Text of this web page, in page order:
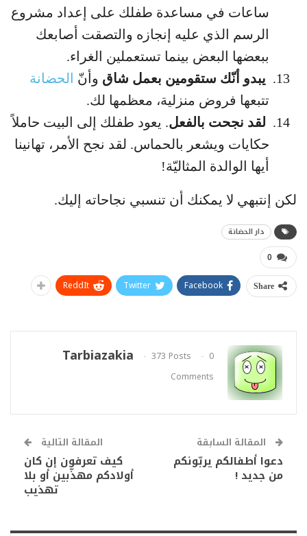
ساعات في مساعدة طفلك على إعداد مشروع
الرسم الذي عليه إنجازه والتصقت أصابعك
ببعضها البعض بينما تستعملين الغراء.
يبدو أنّك ستقومين بعمل شاق وأنّ الحضانة
تتبعها فروض منزلية، معظمها لك.
لقد نجحت بالفعل. يعود طفلك إلى البيت حاملاً
حكايات ويشعر بالحماس. لقد نجح الأمر، تهانينا
أيها الوالدة المثاليّة!
لكن إنتبهي لا يمكنك أن تنسبي نجاحاته إليك.
دار الحضانة
0
Share
Facebook
Twitter
ReddIt
Tarbiazakia 373 Posts
0
Comments
المقالة السابقة
دعوا أطفالكم يربّونكم
من جديد !
المقالة التالية
كيف تعرفون إن كان
أولادكم مهذّبين أو بلا
تهذيب